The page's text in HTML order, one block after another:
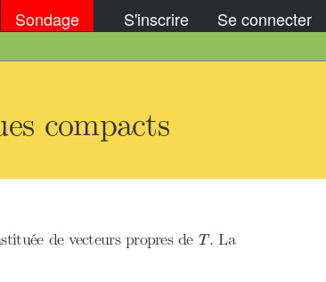
Sondage S'inscrire Se connecter
compacts
de vecteurs propres de T
T. La